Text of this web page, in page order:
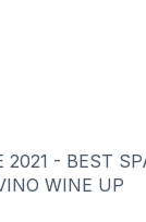
2021 - BEST
WINE UP